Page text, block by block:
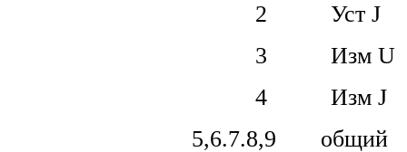
2 Уст J
3 Изм U
4 Изм J
5,6.7.8,9 общий